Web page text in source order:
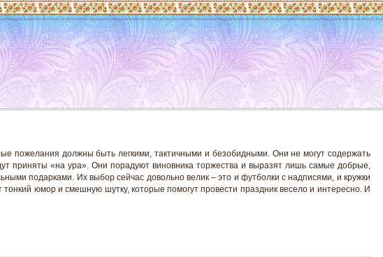
пожелания должны быть легкими, тактичными и безобидными. Они не могут содержать
приняты «на ура». Они порадуют виновника торжества и выразят лишь самые добрые,
подарками. Их выбор сейчас довольно велик – это и футболки с надписями, и кружки
юмор и смешную шутку, которые помогут провести праздник весело и интересно. И